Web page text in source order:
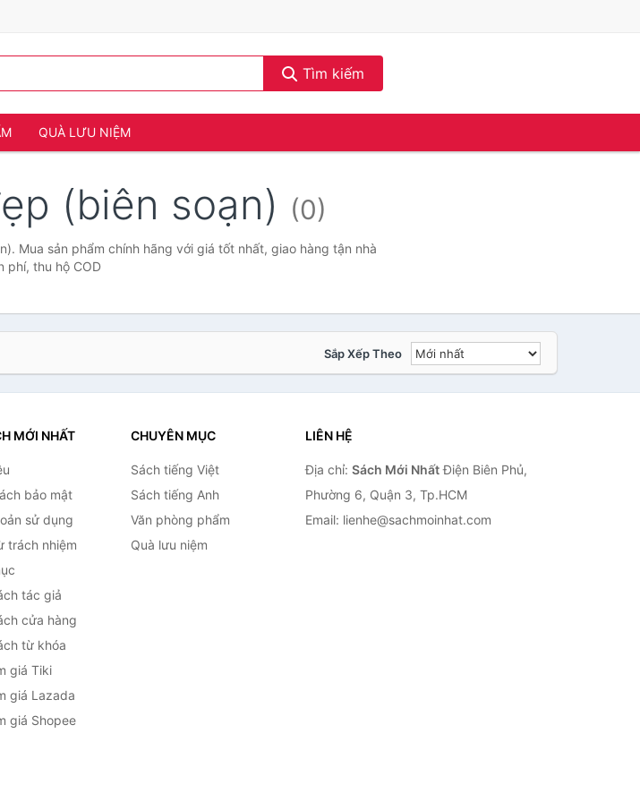
Tìm kiếm
QUÀ LƯU NIỆM
(biên soạn) (0)
Mua sản phẩm chính hãng với giá tốt nhất, giao hàng tận nhà
phí, thu hộ COD
Sắp Xếp Theo
MỚI NHẤT
bảo mật
sử dụng
trách nhiệm
tác giả
cửa hàng
từ khóa
giá Tiki
giá Lazada
giá Shopee
CHUYÊN MỤC
Sách tiếng Việt
Sách tiếng Anh
Văn phòng phẩm
Quà lưu niệm
LIÊN HỆ
Địa chỉ: Sách Mới NhấtĐiện Biên Phủ,
Phường 6, Quận 3, Tp.HCM
Email: lienhe@sachmoinhat.com